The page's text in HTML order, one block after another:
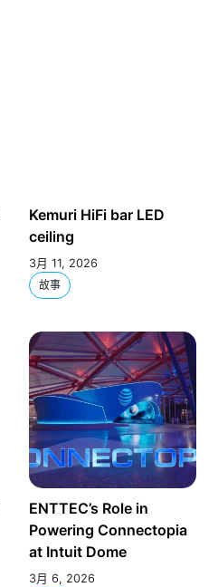
Kemuri HiFi bar LED
ceiling
3月 11, 2026
故事
ENTTEC’s Role in
Powering Connectopia
at Intuit Dome
3月 6, 2026